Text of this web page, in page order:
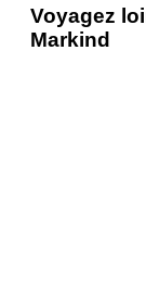
Voyagez
Markind